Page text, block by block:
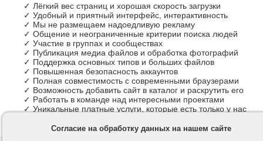
✓ Лёгкий вес страниц и хорошая скорость загрузки
✓ Удобный и приятный интерфейс, интерактивность
✓ Мы не размещаем надоедливую рекламу
✓ Общение и неограниченные критерии поиска людей
✓ Участие в группах и сообществах
✓ Публикация медиа файлов и обработка фотографий
✓ Поддержка основных типов и больших файлов
✓ Повышенная безопасность аккаунтов
✓ Полная совместимость с современными браузерами
✓ Возможность добавить сайт в каталог и раскрутить его
✓ Работать в команде над интересными проектами
✓ Уникальные платные услуги, которые есть только у нас
Согласие на обработку данных на нашем сайте